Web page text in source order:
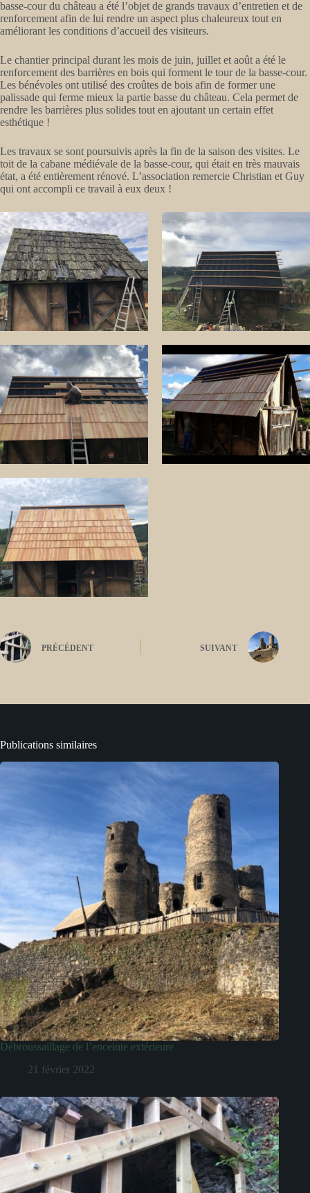
basse-cour du château a été l’objet de grands travaux d’entretien et de
renforcement afin de lui rendre un aspect plus chaleureux tout en
améliorant les conditions d’accueil des visiteurs.
Le chantier principal durant les mois de juin, juillet et août a été le
renforcement des barrières en bois qui forment le tour de la basse-cour.
Les bénévoles ont utilisé des croûtes de bois afin de former une
palissade qui ferme mieux la partie basse du château. Cela permet de
rendre les barrières plus solides tout en ajoutant un certain effet
esthétique !
Les travaux se sont poursuivis après la fin de la saison des visites. Le
toit de la cabane médiévale de la basse-cour, qui était en très mauvais
état, a été entièrement rénové. L’association remercie Christian et Guy
qui ont accompli ce travail à eux deux !
PRÉCÉDENT SUIVANT
Publications similaires
Débroussaillage de l’enceinte extérieure
21 février 2022